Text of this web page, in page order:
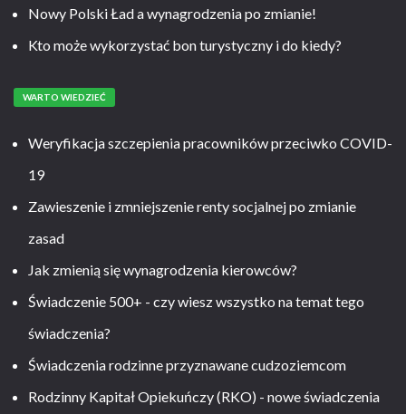
Nowy Polski Ład a wynagrodzenia po zmianie!
Kto może wykorzystać bon turystyczny i do kiedy?
WARTO WIEDZIEĆ
Weryfikacja szczepienia pracowników przeciwko COVID-
19
Zawieszenie i zmniejszenie renty socjalnej po zmianie
zasad
Jak zmienią się wynagrodzenia kierowców?
Świadczenie 500+ - czy wiesz wszystko na temat tego
świadczenia?
Świadczenia rodzinne przyznawane cudzoziemcom
Rodzinny Kapitał Opiekuńczy (RKO) - nowe świadczenia